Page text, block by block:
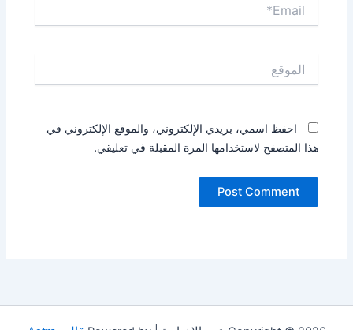
احفظ اسمي، بريدي الإلكتروني، والموقع الإلكتروني في
هذا المتصفح لاستخدامها المرة المقبلة في تعليقي.